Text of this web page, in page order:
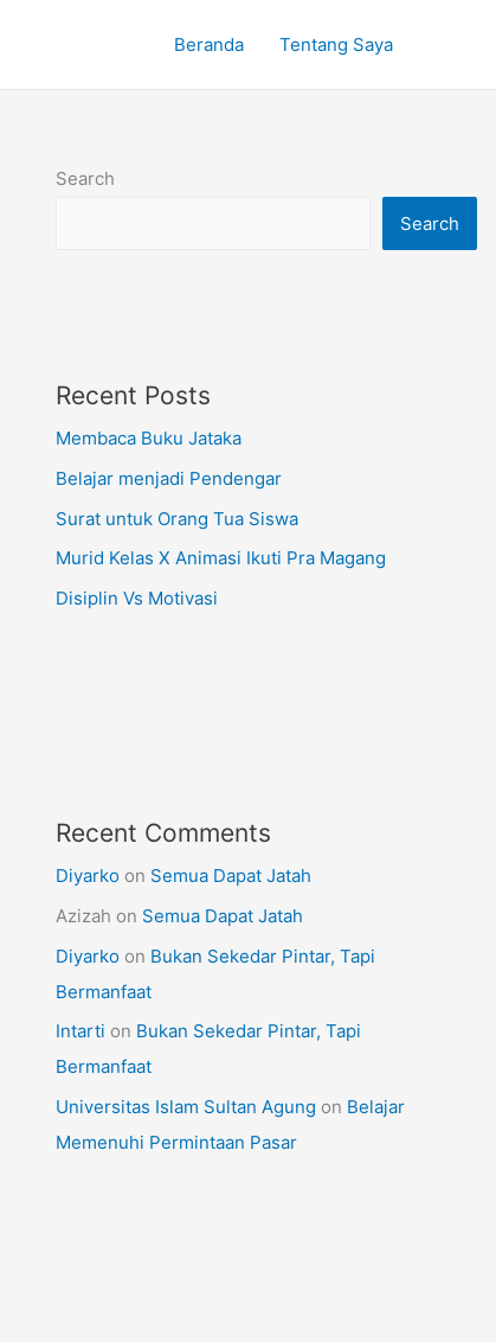
Beranda Tentang Saya
Search
Search
Recent Posts
Membaca Buku Jataka
Belajar menjadi Pendengar
Surat untuk Orang Tua Siswa
Murid Kelas X Animasi Ikuti Pra Magang
Disiplin Vs Motivasi
Recent Comments
Diyarko on Semua Dapat Jatah
Azizah on Semua Dapat Jatah
Diyarko on Bukan Sekedar Pintar, Tapi
Bermanfaat
Intarti on Bukan Sekedar Pintar, Tapi
Bermanfaat
Universitas Islam Sultan Agung on Belajar
Memenuhi Permintaan Pasar